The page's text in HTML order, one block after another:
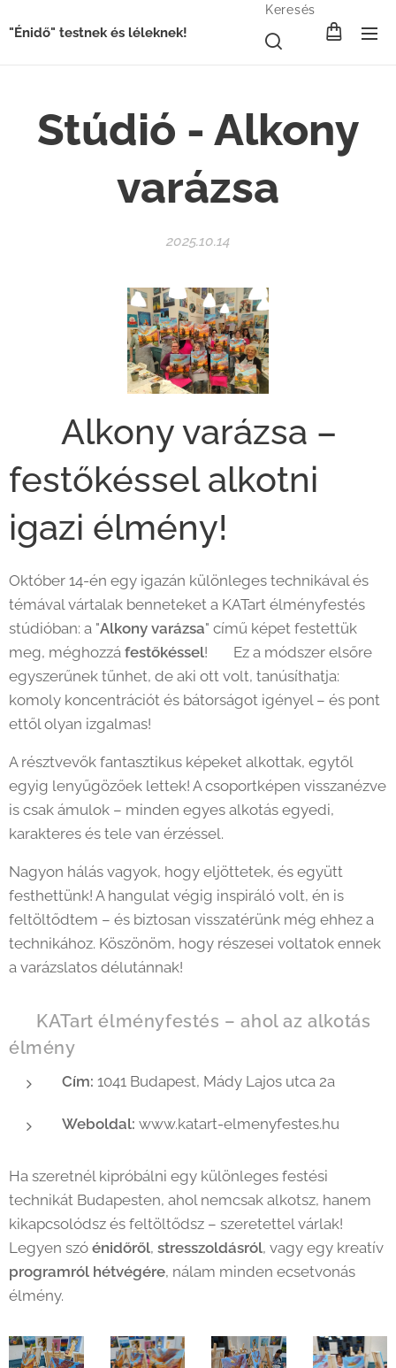
"Énidő" testnek és léleknek!
Keresés
Stúdió - Alkony
varázsa
2025.10.14
🌆 Alkony varázsa –
festőkéssel alkotni
igazi élmény!
Október 14-én egy igazán különleges technikával és
témával vártalak benneteket a KATart élményfestés
stúdióban: a "Alkony varázsa" című képet festettük
meg, méghozzá festőkéssel! 🎨 Ez a módszer elsőre
egyszerűnek tűnhet, de aki ott volt, tanúsíthatja:
komoly koncentrációt és bátorságot igényel – és pont
ettől olyan izgalmas!
A résztvevők fantasztikus képeket alkottak, egytől
egyig lenyűgözőek lettek! A csoportképen visszanézve
is csak ámulok – minden egyes alkotás egyedi,
karakteres és tele van érzéssel. 💫
Nagyon hálás vagyok, hogy eljöttetek, és együtt
festhettünk! A hangulat végig inspiráló volt, én is
feltöltődtem – és biztosan visszatérünk még ehhez a
technikához. Köszönöm, hogy részesei voltatok ennek
a varázslatos délutánnak! 🧡
📍 KATart élményfestés – ahol az alkotás
élmény
Cím: 1041 Budapest, Mády Lajos utca 2a
Weboldal: www.katart-elmenyfestes.hu
Ha szeretnél kipróbálni egy különleges festési
technikát Budapesten, ahol nemcsak alkotsz, hanem
kikapcsolódsz és feltöltődsz – szeretettel várlak!
Legyen szó énidőről, stresszoldásról, vagy egy kreatív
programról hétvégére, nálam minden ecsetvonás
élmény.